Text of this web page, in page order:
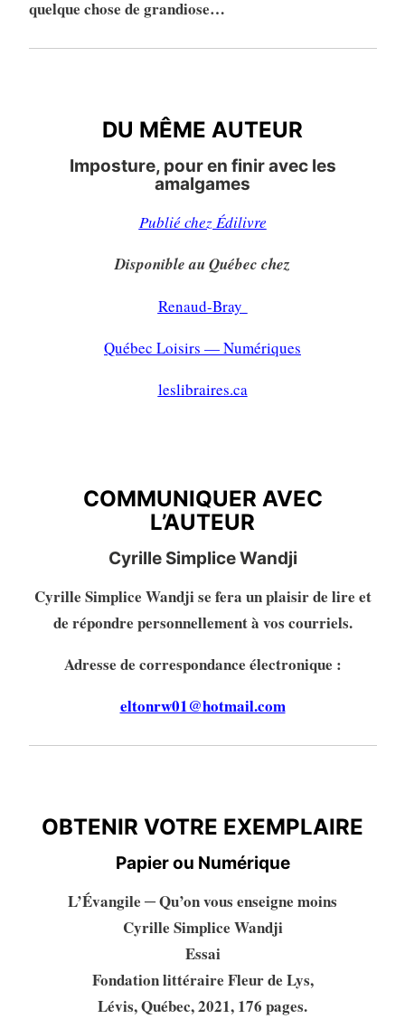
quelque chose de grandiose…
DU MÊME AUTEUR
Imposture, pour en finir avec les
amalgames
Publié chez Édilivre
Disponible au Québec chez
Renaud-Bray
Québec Loisirs — Numériques
leslibraires.ca
COMMUNIQUER AVEC
L’AUTEUR
Cyrille Simplice Wandji
Cyrille Simplice Wandji se fera un plaisir de lire et
de répondre personnellement à vos courriels.
Adresse de correspondance électronique :
eltonrw01@hotmail.com
OBTENIR VOTRE EXEMPLAIRE
Papier ou Numérique
L’Évangile ─ Qu’on vous enseigne moins
Cyrille Simplice Wandji
Essai
Fondation littéraire Fleur de Lys,
Lévis, Québec, 2021, 176 pages.